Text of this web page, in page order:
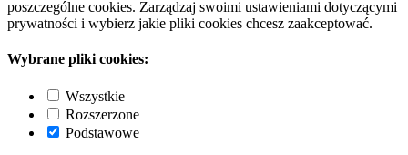
poszczególne cookies. Zarządzaj swoimi ustawieniami dotyczącymi
prywatności i wybierz jakie pliki cookies chcesz zaakceptować.
Wybrane pliki cookies:
Wszystkie
Rozszerzone
Podstawowe